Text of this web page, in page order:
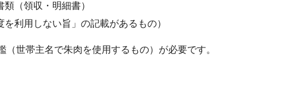
（領収・明細書）
利用しない旨」の記載があるもの）
世帯主名で朱肉を使用するもの）が必要です。